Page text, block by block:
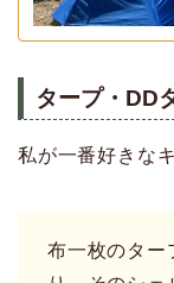
タープ・DD
私が一番好きな
布一枚のター